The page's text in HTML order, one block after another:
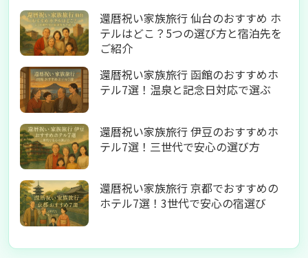
還暦祝い家族旅行 仙台のおすすめ ホ
テルはどこ？5つの選び方と宿泊先を
ご紹介
還暦祝い家族旅行 函館のおすすめホ
テル7選！温泉と記念日対応で選ぶ
還暦祝い家族旅行 伊豆のおすすめホ
テル7選！三世代で安心の選び方
還暦祝い家族旅行 京都でおすすめの
ホテル7選！3世代で安心の宿選び